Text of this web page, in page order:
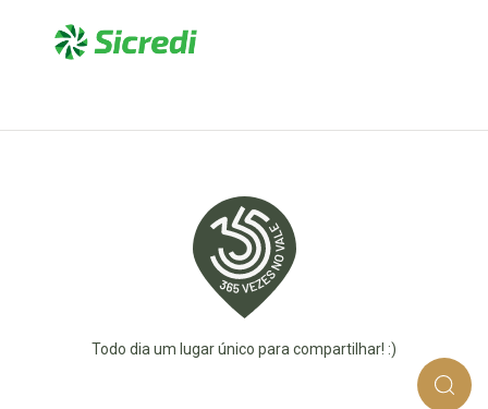
Todo dia um lugar único para compartilhar! :)